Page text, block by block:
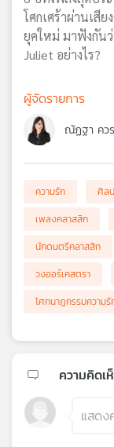
โศกเศร้าผ่านเสี
ยุคใหม่ มาฟังกันว่
Juliet อย่างไร?
ผู้จัดรายการ
ณัฏฐา คว
ความรัก ศิล
เพลงคลาสสิก
นักดนตรีคลาสสิก
วงออร์เคสตรา
โศกนาฏกรรมความรั
ความคิดเ